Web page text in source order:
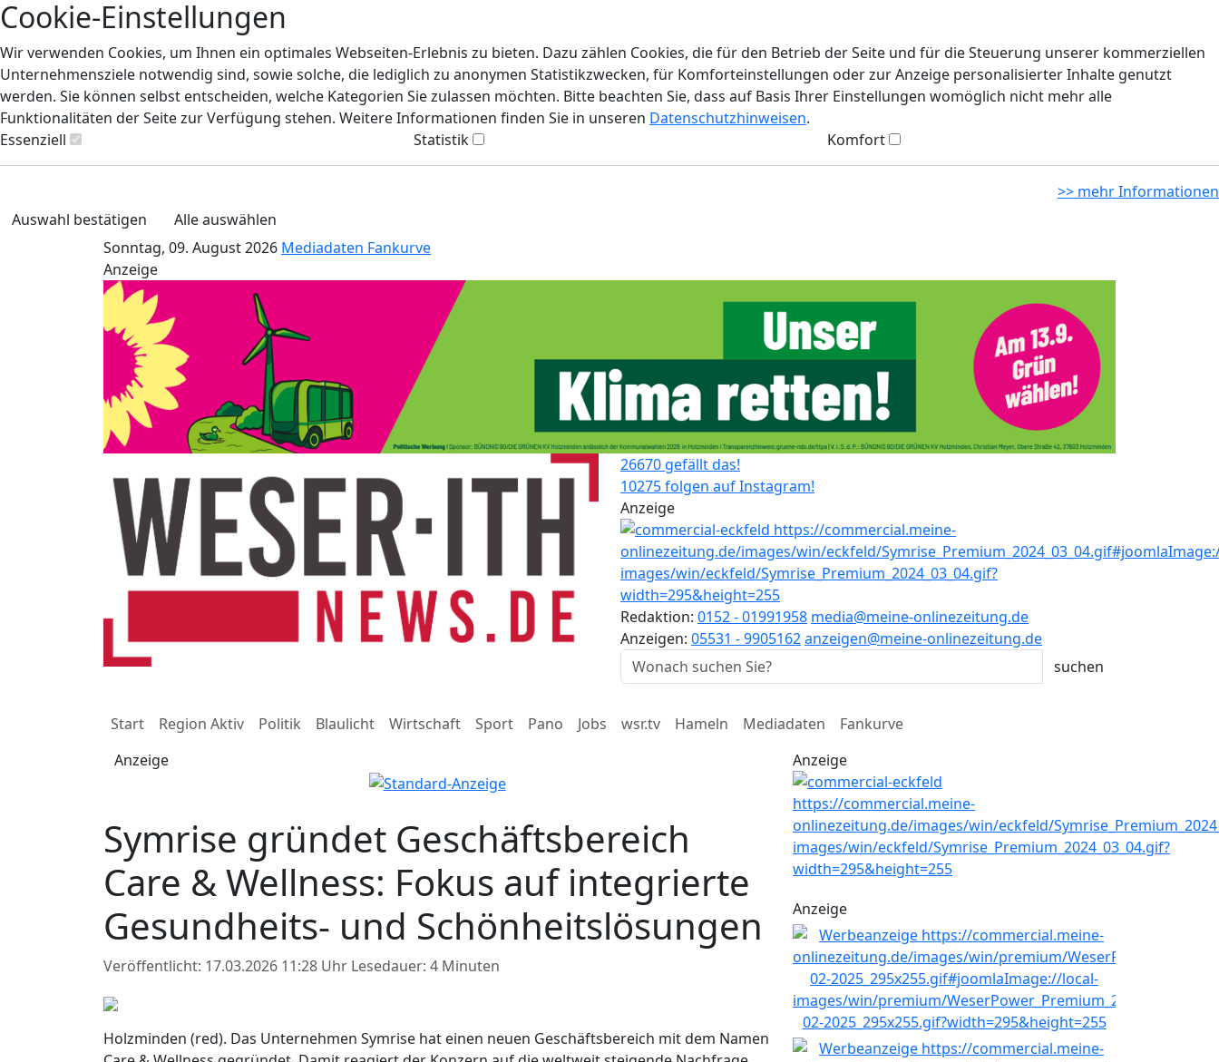
Cookie-Einstellungen
Wir verwenden Cookies, um Ihnen ein optimales Webseiten-Erlebnis zu bieten. Dazu zählen Cookies, die für den Betrieb der Seite und für die Steuerung unserer kommerziellen
Unternehmensziele notwendig sind, sowie solche, die lediglich zu anonymen Statistikzwecken, für Komforteinstellungen oder zur Anzeige personalisierter Inhalte genutzt
werden. Sie können selbst entscheiden, welche Kategorien Sie zulassen möchten. Bitte beachten Sie, dass auf Basis Ihrer Einstellungen womöglich nicht mehr alle
Funktionalitäten der Seite zur Verfügung stehen. Weitere Informationen finden Sie in unseren Datenschutzhinweisen.
Essenziell
Statistik Komfort
>> mehr Informationen
Auswahl bestätigen
Alle auswählen
Sonntag, 09. August 2026 Mediadaten Fankurve
Anzeige
26670 gefällt das!
10275 folgen auf Instagram!
Anzeige
Redaktion: 0152 - 01991958 media@meine-onlinezeitung.de
Anzeigen: 05531 - 9905162anzeigen@meine-onlinezeitung.de
Start Region Aktiv Politik Blaulicht Wirtschaft Sport Pano Jobs wsr.tv Hameln Mediadaten
Fankurve
Anzeige
Symrise gründet Geschäftsbereich
Care & Wellness: Fokus auf integrierte
Gesundheits- und Schönheitslösungen
Veröffentlicht: 17.03.2026 11:28 Uhr Lesedauer: 4 Minuten
Holzminden (red). Das Unternehmen Symrise hat einen neuen Geschäftsbereich mit dem Namen
Anzeige
Anzeige